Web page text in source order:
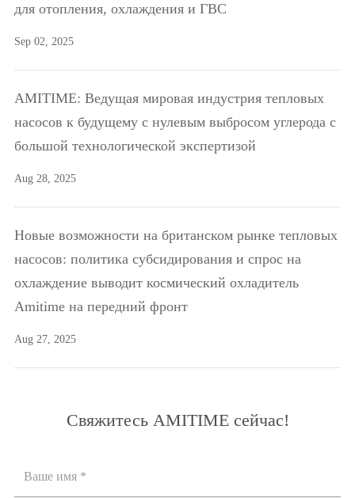
для отопления, охлаждения и ГВС
Sep 02, 2025
AMITIME: Ведущая мировая индустрия тепловых
насосов к будущему с нулевым выбросом углерода с
большой технологической экспертизой
Aug 28, 2025
Новые возможности на британском рынке тепловых
насосов: политика субсидирования и спрос на
охлаждение выводит космический охладитель
Amitime на передний фронт
Aug 27, 2025
Свяжитесь AMITIME сейчас!